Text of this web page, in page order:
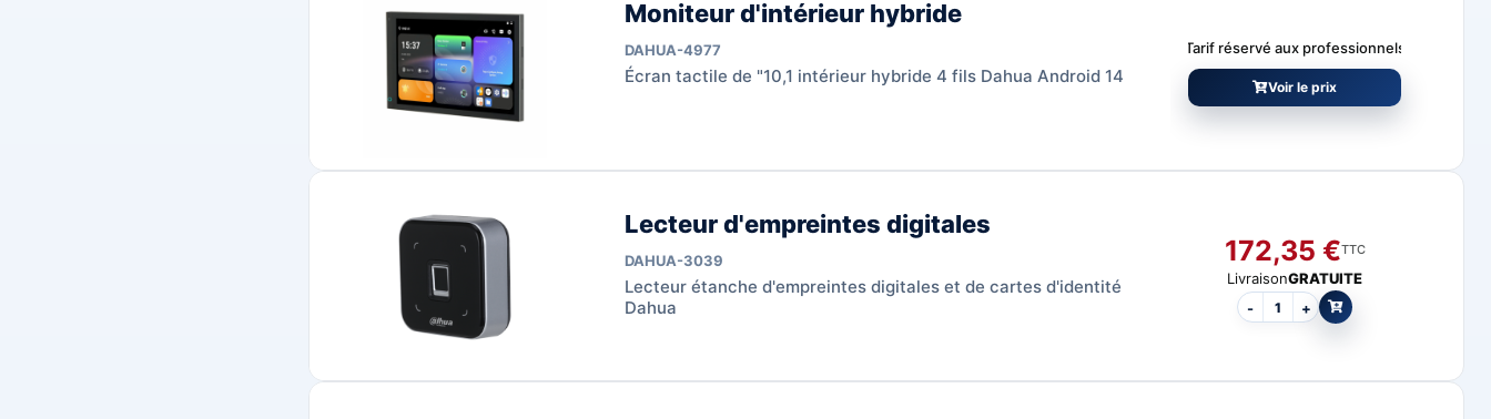
Moniteur d'intérieur hybride
DAHUA-4977
Écran tactile de "10,1 intérieur hybride 4 fils Dahua Android 14
Tarif réservé aux professionnels
Voir le prix
Lecteur d'empreintes digitales
DAHUA-3039
Lecteur étanche d'empreintes digitales et de cartes d'identité
Dahua
172,35 €TTC
LivraisonGRATUITE
-
+